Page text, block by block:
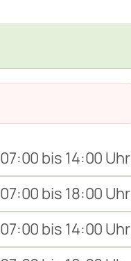
07:00 bis 14:00 Uhr
07:00 bis 18:00 Uhr
07:00 bis 14:00 Uhr